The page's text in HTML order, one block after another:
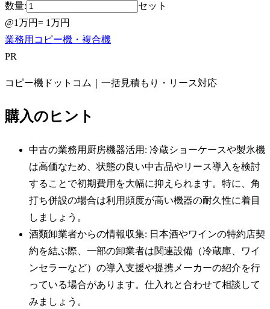
数量:
セット
@1万円= 1万円
業務用コピー機・複合機
PR
コピー機ドットコム｜一括見積もり・リース対応
購入のヒント
中古の業務用厨房機器活用: 冷蔵ショーケースや製氷機
は高価なため、状態の良い中古品やリース導入を検討
することで初期費用を大幅に抑えられます。特に、角
打ち併設の場合は利用頻度が高い機器の耐久性に着目
しましょう。
酒類卸業者からの情報収集: 日本酒やワインの特約店契
約を結ぶ際、一部の卸業者は関連設備（冷蔵庫、ワイ
ンセラーなど）の導入支援や提携メーカーの紹介を行
っている場合があります。仕入れと合わせて相談して
みましょう。